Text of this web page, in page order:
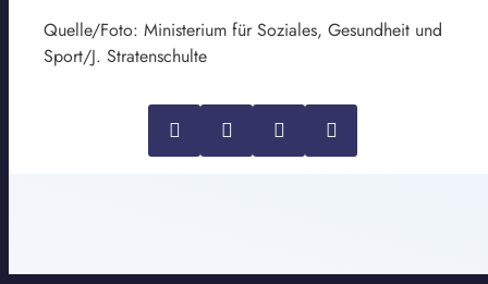
Quelle/Foto: Ministerium für Soziales, Gesundheit und
Sport/J. Stratenschulte